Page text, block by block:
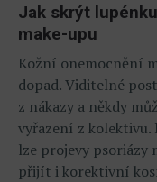
Jak skrýt
make-upu
Kožní onemocnění
dopad. Viditelné
z nákazy a někdy
vyřazení z kolektivu.
lze projevy psoriázy
přijít i korektivní